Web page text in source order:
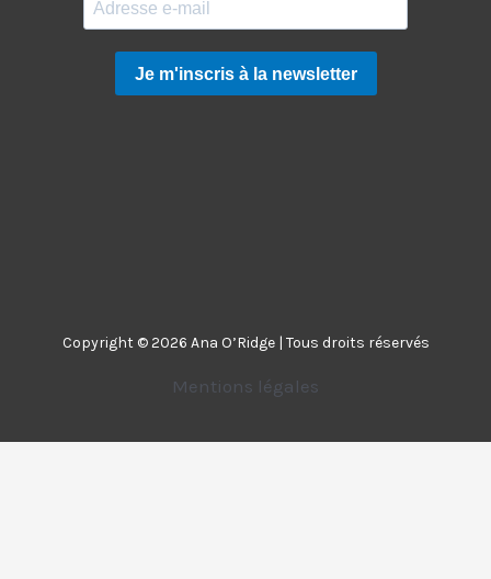
Copyright © 2026 Ana O’Ridge | Tous droits réservés
Mentions légales